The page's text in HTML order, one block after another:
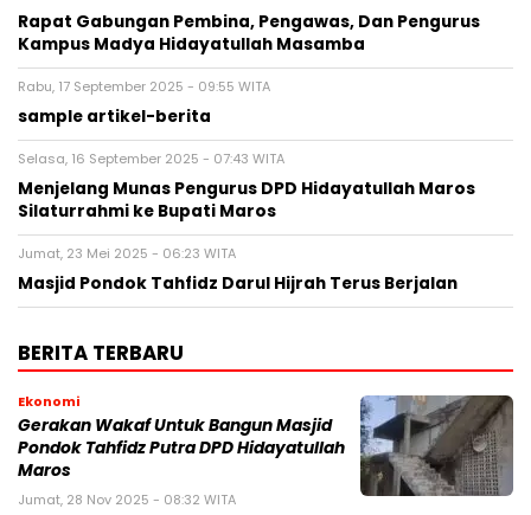
Rapat Gabungan Pembina, Pengawas, Dan Pengurus
Kampus Madya Hidayatullah Masamba
Rabu, 17 September 2025 - 09:55 WITA
sample artikel-berita
Selasa, 16 September 2025 - 07:43 WITA
Menjelang Munas Pengurus DPD Hidayatullah Maros
Silaturrahmi ke Bupati Maros
Jumat, 23 Mei 2025 - 06:23 WITA
Masjid Pondok Tahfidz Darul Hijrah Terus Berjalan
BERITA TERBARU
Ekonomi
Gerakan Wakaf Untuk Bangun Masjid
Pondok Tahfidz Putra DPD Hidayatullah
Maros
Jumat, 28 Nov 2025 - 08:32 WITA